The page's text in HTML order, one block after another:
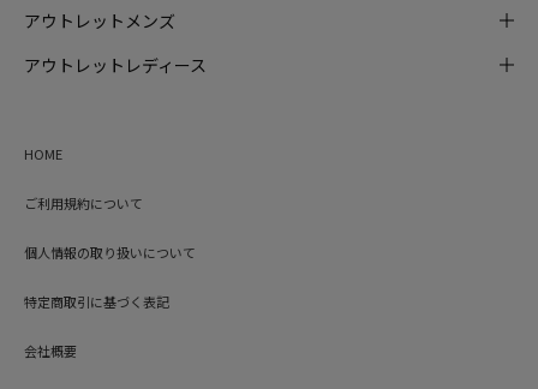
アウトレットメンズ
アウトレットレディース
HOME
ご利用規約について
個人情報の取り扱いについて
特定商取引に基づく表記
会社概要